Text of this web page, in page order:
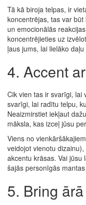
Tā kā biroja telpas, ir
koncentrējas, tas var
un emocionālās
koncentrējieties uz
ļaus jums, lai lielāko
4. Accent
Cik vien tas ir svarīgi, lai
svarīgi, lai radītu telpu,
Neaizmirstiet iekļaut
māksla, kas izceļ jūsu
Viens no
veidojot vienotu
akcentu krāsas. Vai jūsu
šajās personīgās
5. Bring ārā